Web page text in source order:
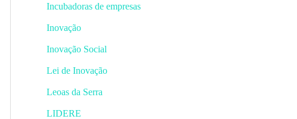
Incubadoras de empresas
Inovação
Inovação Social
Lei de Inovação
Leoas da Serra
LIDERE